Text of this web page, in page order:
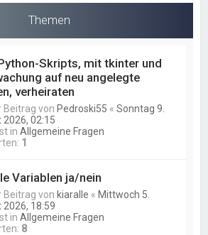
Themen
Skripts, mit tkinter und
auf neu angelegte
verheiraten
Beitrag von Pedroski55 «Sonntag 9.
2026, 02:15
inAllgemeine Fragen
1
Variablen ja/nein
Beitrag von kiaralle « Mittwoch 5.
2026, 18:59
inAllgemeine Fragen
8